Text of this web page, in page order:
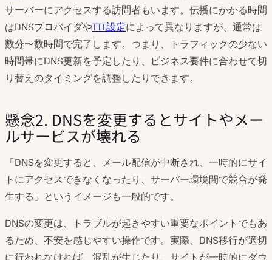
サーバーにアクセスする訪問者もいます。伝播にかかる時間
はDNSプロバイダやTTL設定によって異なりますが、通常は
数分〜数時間で完了します。つまり、トラフィックの少ない
時間帯にDNS更新を予定したり、ビジネス要件に合わせて切
り替えのタイミングを調整したりできます。
懸念2. DNSを変更するとサイトやメー
ルサービスが壊れる
「DNSを変更すると、メール配信が中断され、一時的にサイ
トにアクセスできなくなったり、サーバー環境間で競合が発
生する」というイメージも一般的です。
DNSの変更は、トラブルが起きやすい重要なポイントでもあ
るため、不安を感じやすい操作です。実際、DNS移行が適切
に行われなければ、混乱が生じたり、サイトが一時的にダウ